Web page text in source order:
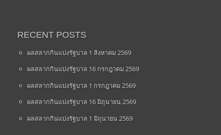
RECENT POSTS
ผลสลากกินแบ่งรัฐบาล 1 สิงหาคม 2569
ผลสลากกินแบ่งรัฐบาล 16 กรกฎาคม 2569
ผลสลากกินแบ่งรัฐบาล 1 กรกฎาคม 2569
ผลสลากกินแบ่งรัฐบาล 16 มิถุนายน 2569
ผลสลากกินแบ่งรัฐบาล 1 มิถุนายน 2569